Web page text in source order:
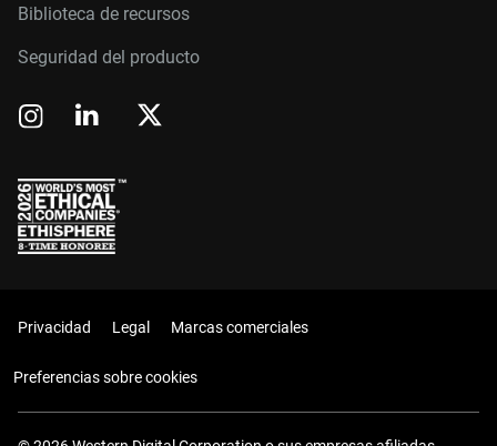
Biblioteca de recursos
Seguridad del producto
Privacidad Legal Marcas comerciales
Preferencias sobre cookies